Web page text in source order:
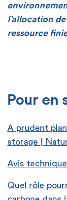
l’allocation
ressource
Pour en
A prudent
storage |
Avis
Quel rôle